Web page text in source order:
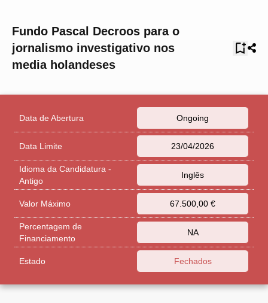
Fundo Pascal Decroos para o
jornalismo investigativo nos
media holandeses
Data de Abertura Ongoing
Data Limite 23/04/2026
Idioma da Candidatura -
Antigo
Inglês
Valor Máximo 67.500,00 €
Percentagem de
Financiamento
NA
Estado Fechados